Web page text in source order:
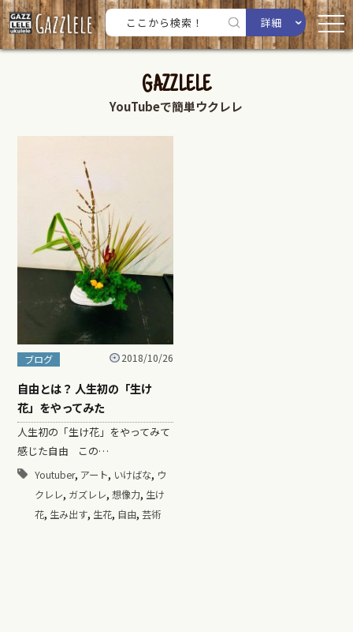
詳細
GAZZLELE
YouTubeで簡単ウクレレ
ブログ 2018/10/26
自由とは？ 人生初の「生け
花」をやってみた
人生初の「生け花」をやってみて
感じた自由 この…
Youtuber, アート, いけばな, ウ
クレレ, ガズレレ, 想像力, 生け
花, 生み出す, 生花, 自由, 芸術